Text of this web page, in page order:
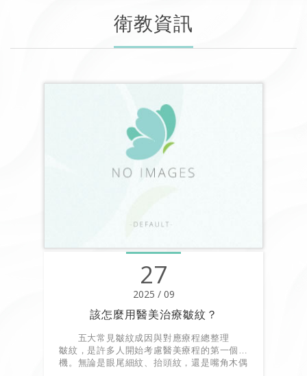
衛教資訊
27
2025 / 09
該怎麼用醫美治療皺紋？
五大常見皺紋成因與對應療程總整理
皺紋，是許多人開始考慮醫美療程的第一個動
機。無論是眼尾細紋、抬頭紋，還是嘴角木偶